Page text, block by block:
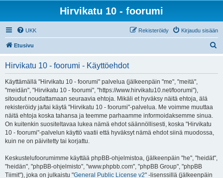
Hirvikatu 10 - foorumi
UKK Kirjaudu sisään
Rekisteröidy
Etusivu
Hirvikatu 10 - foorumi - Käyttöehdot
Käyttämällä "Hirvikatu 10 - foorumi" palvelua (jälkeenpäin "me", "meitä",
"meidän", "Hirvikatu 10 - foorumi", "https://www.hirvikatu10.net/foorumi"),
sitoudut noudattamaan seuraavia ehtoja. Mikäli et hyväksy näitä ehtoja, älä
rekisteröidy ja/tai käytä "Hirvikatu 10 - foorumi"-palvelua. Me voimme muuttaa
näitä ehtoja koska tahansa ja teemme parhaamme informoidaksemme sinua.
On kuitenkin suositeltavaa lukea nämä ehdot säännöllisesti, koska "Hirvikatu
10 - foorumi"-palvelun käyttö vaatii että hyväksyt nämä ehdot siinä muodossa,
kuin ne on päivitetty tai korjattu.
Keskustelufoorumimme käyttää phpBB-ohjelmistoa, (jälkeenpäin "he", "heidät",
"heidän", "phpBB-ohjelmisto", "www.phpbb.com", "phpBB Group", "phpBB
Tiimit"), joka on julkaistu "General Public License v2" -lisenssillä (jälkeenpäin